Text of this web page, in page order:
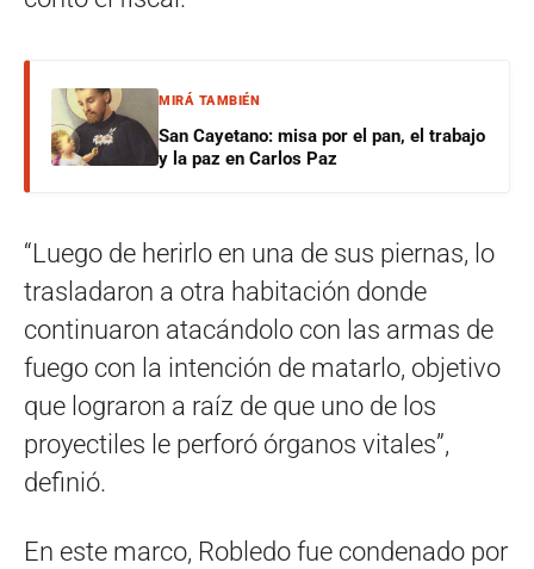
MIRÁ TAMBIÉN
San Cayetano: misa por el pan, el trabajo
y la paz en Carlos Paz
“Luego de herirlo en una de sus piernas, lo
trasladaron a otra habitación donde
continuaron atacándolo con las armas de
fuego con la intención de matarlo, objetivo
que lograron a raíz de que uno de los
proyectiles le perforó órganos vitales”,
definió.
En este marco, Robledo fue condenado por